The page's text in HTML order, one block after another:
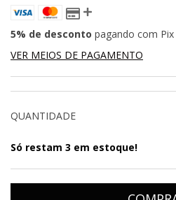
5% de desconto pagando com Pix
VER MEIOS DE PAGAMENTO
QUANTIDADE
Só restam 3 em estoque!